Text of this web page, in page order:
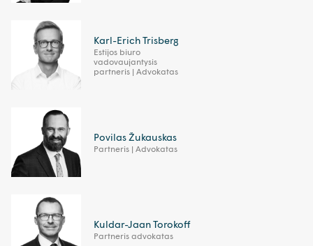
Karl-Erich Trisberg
Estijos biuro
vadovaujantysis
partneris | Advokatas
Povilas Žukauskas
Partneris | Advokatas
Kuldar-Jaan Torokoff
Partneris advokatas